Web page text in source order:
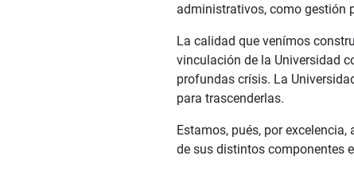
administrativos, como gestión
La calidad que venímos
vinculación de la Universidad
profundas crísis. La
para trascenderlas.
Estamos, pués, por
de sus distintos componentes